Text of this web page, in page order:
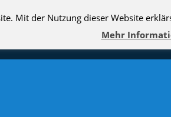
Mit der Nutzung dieser Website
Mehr